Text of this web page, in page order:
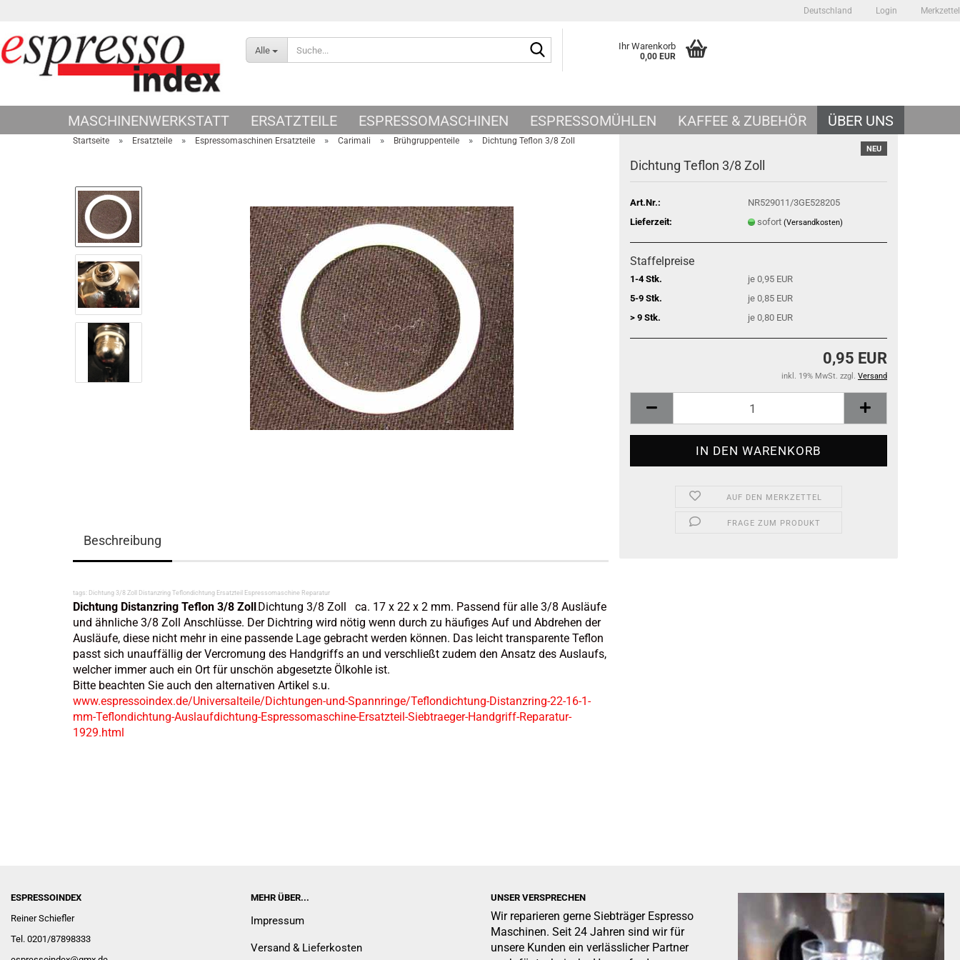
Deutschland Login Merkzettel
Alle Ihr Warenkorb
0,00 EUR
MASCHINENWERKSTATT ERSATZTEILE ESPRESSOMASCHINEN ESPRESSOMÜHLEN KAFFEE & ZUBEHÖR ÜBER UNS
Startseite » Ersatzteile » Espressomaschinen Ersatzteile » Carimali » Brühgruppenteile » Dichtung Teflon 3/8 Zoll
NEU
Dichtung Teflon 3/8 Zoll
Art.Nr.:
NR529011/3GE528205
Lieferzeit:
sofort (Versandkosten)
Staffelpreise
1-4 Stk.
je 0,95 EUR
5-9 Stk.
je 0,85 EUR
> 9 Stk.
je 0,80 EUR
0,95 EUR
inkl. 19% MwSt. zzgl. Versand
AUF DEN MERKZETTEL
FRAGE ZUM PRODUKT
Beschreibung
tags: Dichtung 3/8 Zoll Distanzring Teflondichtung Ersatzteil Espressomaschine Reparatur
Dichtung Distanzring Teflon 3/8 Zoll . Dichtung 3/8 Zoll ca. 17 x 22 x 2 mm. Passend für alle 3/8 Ausläufe
und ähnliche 3/8 Zoll Anschlüsse. Der Dichtring wird nötig wenn durch zu häufiges Auf und Abdrehen der
Ausläufe, diese nicht mehr in eine passende Lage gebracht werden können. Das leicht transparente Teflon
passt sich unauffällig der Vercromung des Handgriffs an und verschließt zudem den Ansatz des Auslaufs,
welcher immer auch ein Ort für unschön abgesetzte Ölkohle ist.
Bitte beachten Sie auch den alternativen Artikel s.u.
www.espressoindex.de/Universalteile/Dichtungen-und-Spannringe/Teflondichtung-Distanzring-22-16-1-
mm-Teflondichtung-Auslaufdichtung-Espressomaschine-Ersatzteil-Siebtraeger-Handgriff-Reparatur-
1929.html
MEHR ÜBER...
Impressum
Versand & Lieferkosten
UNSER VERSPRECHEN
Wir reparieren gerne Siebträger Espresso
Maschinen. Seit 24 Jahren sind wir für
unsere Kunden ein verlässlicher Partner
ESPRESSOINDEX
Reiner Schiefler
Tel. 0201/87898333